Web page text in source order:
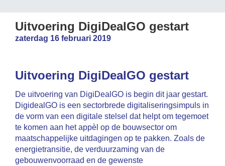
Uitvoering DigiDealGO gestart
zaterdag 16 februari 2019
Uitvoering DigiDealGO gestart
De uitvoering van DigiDealGO is begin dit jaar gestart.
DigidealGO is een sectorbrede digitaliseringsimpuls in
de vorm van een digitale stelsel dat helpt om tegemoet
te komen aan het appèl op de bouwsector om
maatschappelijke uitdagingen op te pakken. Zoals de
energietransitie, de verduurzaming van de
gebouwenvoorraad en de gewenste